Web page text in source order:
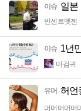
이슈 일본
빈센트멧젠
이슈 1년
마검귀
유머 허언
머머머머머